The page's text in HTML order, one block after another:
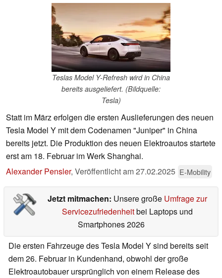
Teslas Model Y-Refresh wird in China
bereits ausgeliefert. (Bildquelle:
Tesla)
Statt im März erfolgen die ersten Auslieferungen des neuen
Tesla Model Y mit dem Codenamen "Juniper" in China
bereits jetzt. Die Produktion des neuen Elektroautos startete
erst am 18. Februar im Werk Shanghai.
Alexander Pensler, Veröffentlicht am27.02.2025 E-Mobility
Jetzt mitmachen: Unsere große Umfrage zur
Servicezufriedenheitbei Laptops und
Smartphones 2026
Die ersten Fahrzeuge des Tesla Model Y sind bereits seit
dem 26. Februar in Kundenhand, obwohl der große
Elektroautobauer ursprünglich von einem Release des